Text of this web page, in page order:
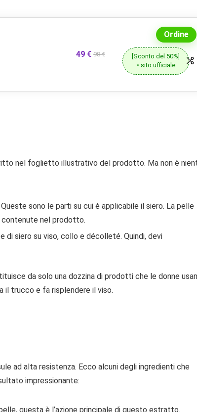
49 € 98 €
Ordine
[Sconto del 50%]
• sito ufficiale
nel foglietto illustrativo del prodotto. Ma non è
sono le parti su cui è applicabile il siero. La pelle
contenute nel prodotto.
siero su viso, collo e décolleté. Quindi, devi
da solo una dozzina di prodotti che le donne
il trucco e fa risplendere il viso.
ad alta resistenza. Ecco alcuni degli ingredienti che
impressionante:
questa è l’azione principale di questo estratto.